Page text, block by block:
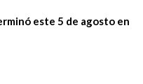
este 5 de agosto en